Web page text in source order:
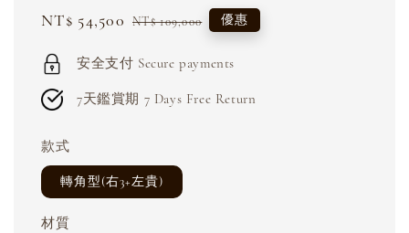
Sale
NT$ 54,500 Regular
NT$ 109,000 優惠
安全支付 Secure payments
7天鑑賞期 7 Days Free Return
款式
轉角型(右3+左貴)
材質